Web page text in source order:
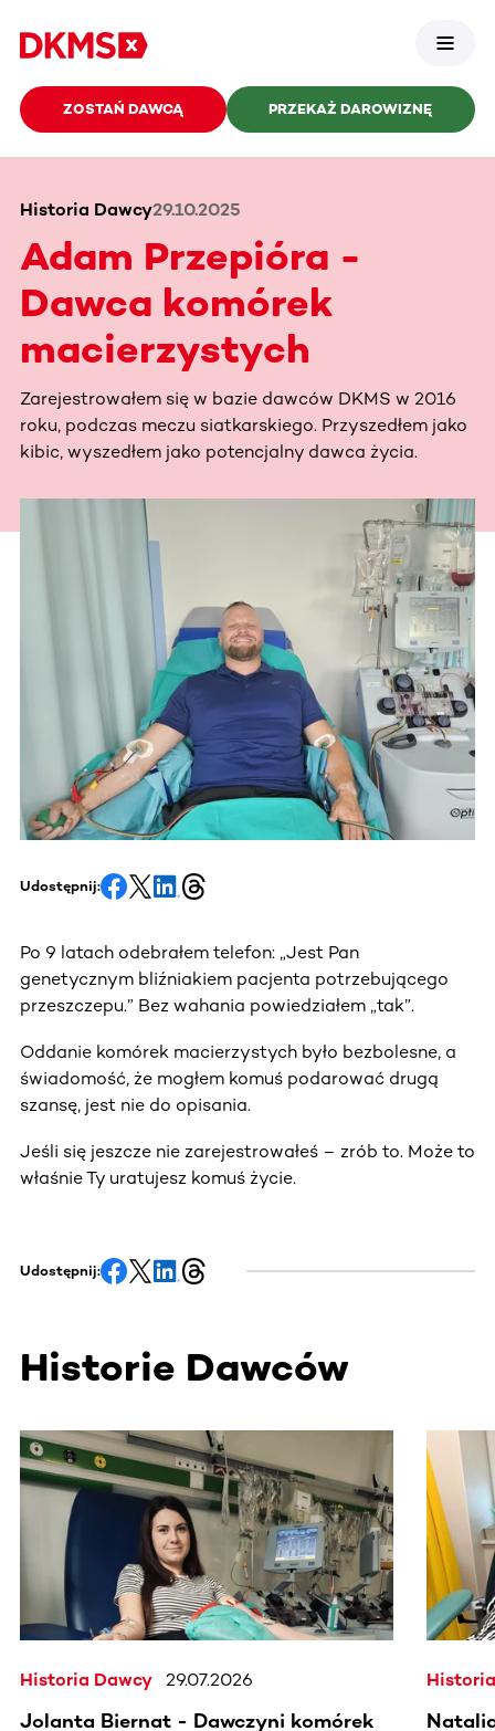
ZOSTAŃ DAWCĄ PRZEKAŻ DAROWIZNĘ
Historia Dawcy29.10.2025
Adam Przepióra -
Dawca komórek
macierzystych
Zarejestrowałem się w bazie dawców DKMS w 2016
roku, podczas meczu siatkarskiego. Przyszedłem jako
kibic, wyszedłem jako potencjalny dawca życia.
Udostępnij:
Po 9 latach odebrałem telefon: „Jest Pan
genetycznym bliźniakiem pacjenta potrzebującego
przeszczepu.” Bez wahania powiedziałem „tak”.
Oddanie komórek macierzystych było bezbolesne, a
świadomość, że mogłem komuś podarować drugą
szansę, jest nie do opisania.
Jeśli się jeszcze nie zarejestrowałeś – zrób to. Może to
właśnie Ty uratujesz komuś życie.
Udostępnij:
Historie Dawców
Ta sekcja zawiera treści przewijane w poziomie. Użyj
Historia Dawcy 29.07.2026
Jolanta Biernat - Dawczyni komórek